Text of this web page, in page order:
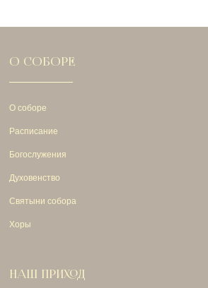
О СОБОРЕ
О соборе
Расписание
Богослужения
Духовенство
Святыни собора
Хоры
НАШ ПРИХОД